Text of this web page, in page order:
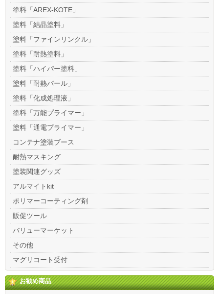
塗料「AREX-KOTE」
塗料「結晶塗料」
塗料「ファインリンクル」
塗料「耐熱塗料」
塗料「ハイパー塗料」
塗料「耐熱パール」
塗料「化成処理液」
塗料「万能プライマー」
塗料「通電プライマー」
コンテナ塗装ブース
耐熱マスキング
塗装関連グッズ
アルマイトkit
ポリマーコーティング剤
販促ツール
バリューマーケット
その他
マグリコート受付
お勧め商品